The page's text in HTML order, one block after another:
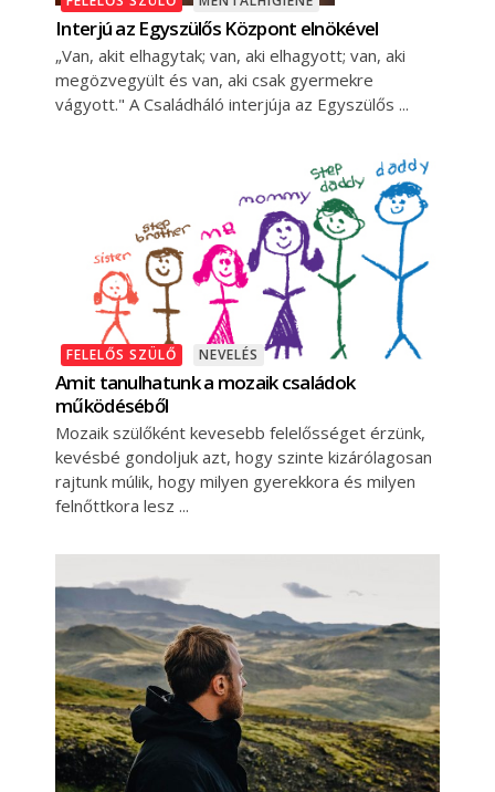
Interjú az Egyszülős Központ elnökével
„Van, akit elhagytak; van, aki elhagyott; van, aki
megözvegyült és van, aki csak gyermekre
vágyott." A Családháló interjúja az Egyszülős
FELELŐS SZÜLŐ NEVELÉS
Amit tanulhatunk a mozaik családok
működéséből
Mozaik szülőként kevesebb felelősséget érzünk,
kevésbé gondoljuk azt, hogy szinte kizárólagosan
rajtunk múlik, hogy milyen gyerekkora és milyen
felnőttkora lesz